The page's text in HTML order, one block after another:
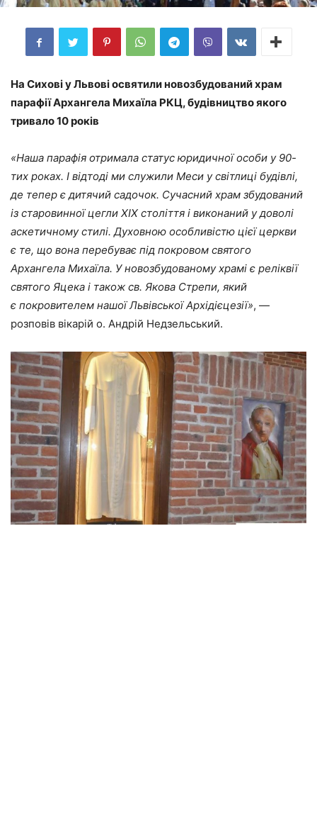
На Сихові у Львові освятили новозбудований храм
парафії Архангела Михаїла РКЦ, будівництво якого
тривало 10 років
«Наша парафія отримала статус юридичної особи у 90-
тих роках. І відтоді ми служили Меси у світлиці будівлі,
де тепер є дитячий садочок. Сучасний храм збудований
із старовинної цегли ХІХ століття і виконаний у доволі
аскетичному стилі. Духовною особливістю цієї церкви
є те, що вона перебуває під покровом святого
Архангела Михаїла. У новозбудованому храмі є реліквії
святого Яцека і також св. Якова Стрепи, який
є покровителем нашої Львівської Архідієцезії», —
розповів вікарій о. Андрій Недзельський.